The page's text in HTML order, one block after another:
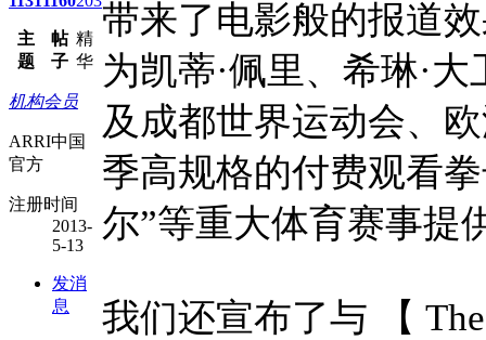
主
题
帖
子
精
华
机构会员
ARRI中国
官方
注册时间
2013-
5-13
发消
息
带来了电影般的报道
为凯蒂·佩里、希琳·
及成都世界运动会、
季高规格的付费观看
尔”等重大体育赛事提
我们还宣布了与 【